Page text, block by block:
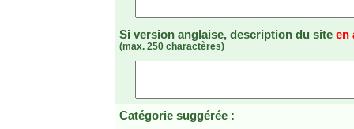
Si version anglaise, description du site en
(max. 250 charactères)
Catégorie suggérée :